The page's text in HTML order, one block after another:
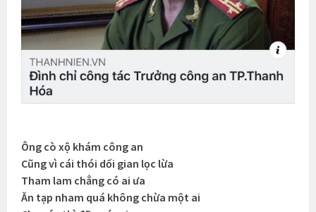
Ông cò xộ khám công an
Cũng vì cái thói dối gian lọc lừa
Tham lam chẳng có ai ưa
Ăn tạp nham quá không chừa một ai